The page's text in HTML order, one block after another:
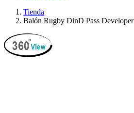
Tienda
Balón Rugby DinD Pass Developer